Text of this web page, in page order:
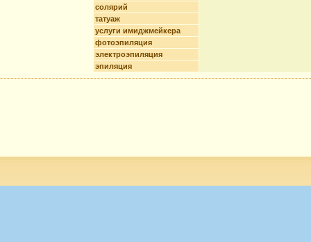
солярий
татуаж
услуги имиджмейкера
фотоэпиляция
электроэпиляция
эпиляция